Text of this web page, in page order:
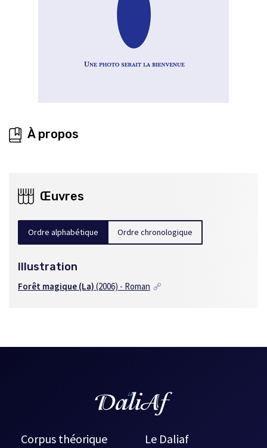
À propos
Œuvres
Ordre alphabétique Ordre chronologique
Illustration
Forêt magique (La) (2006) - Roman
Corpus théorique Le Daliaf